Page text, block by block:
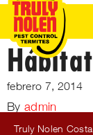
Hábitat
febrero 7, 2014
By admin
Truly Nolen